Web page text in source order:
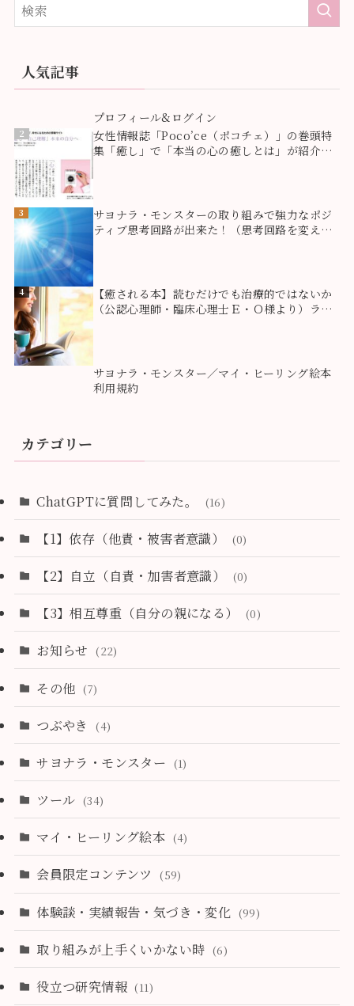
人気記事
プロフィール&ログイン
2
女性情報誌「Poco’ce（ポコチェ）」の巻頭特
集「癒し」で「本当の心の癒しとは」が紹介さ
3
サヨナラ・モンスターの取り組みで強力なポジ
ティブ思考回路が出来た！（思考回路を変える
4
【癒される本】読むだけでも治療的ではないか
（公認心理師・臨床心理士Ｅ・Ｏ様より）ライ
ティングセラピー
サヨナラ・モンスター／マイ・ヒーリング絵本
利用規約
カテゴリー
ChatGPTに質問してみた。 (16)
【1】依存（他責・被害者意識） (0)
【2】自立（自責・加害者意識） (0)
【3】相互尊重（自分の親になる） (0)
お知らせ (22)
その他 (7)
つぶやき (4)
サヨナラ・モンスター (1)
ツール (34)
マイ・ヒーリング絵本 (4)
会員限定コンテンツ (59)
体験談・実績報告・気づき・変化 (99)
取り組みが上手くいかない時 (6)
役立つ研究情報 (11)